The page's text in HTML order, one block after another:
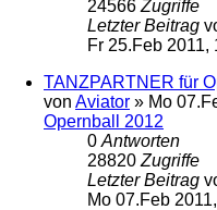
24566 Zugriffe
Letzter Beitrag
Fr 25.Feb 2011,
TANZPARTNER für
von Aviator » Mo
Opernball 2012
0 Antworten
28820 Zugriffe
Letzter Beitrag
Mo 07.Feb